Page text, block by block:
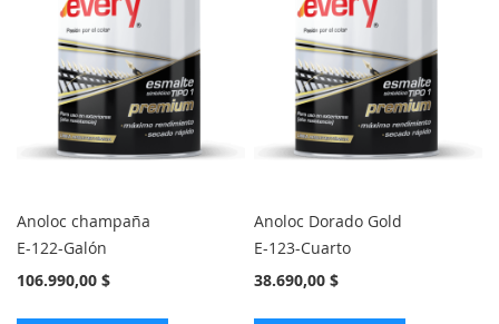
LISTA
DE
DESEOS
LISTA
DE
DESEOS
Anoloc champaña
E-122-Galón
106.990,00 $
Anoloc Dorado Gold
E-123-Cuarto
38.690,00 $